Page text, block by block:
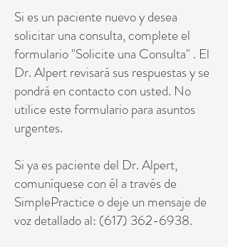
Si es un paciente nuevo y desea
solicitar una consulta, complete el
formulario "Solicite una Consulta" . El
Dr. Alpert revisará sus respuestas y se
pondrá en contacto con usted. No
utilice este formulario para asuntos
urgentes.
Si ya es paciente del Dr. Alpert,
comuníquese con él a través de
SimplePractice o deje un mensaje de
voz detallado al: (617) 362-6938.